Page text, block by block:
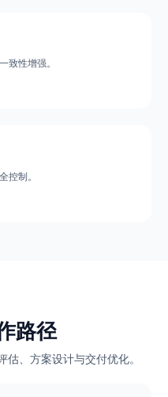
致性增强。
控制。
路径
、方案设计与交付优化。